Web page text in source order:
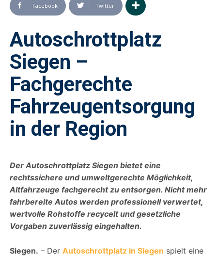
Facebook Twitter
Autoschrottplatz
Siegen –
Fachgerechte
Fahrzeugentsorgung
in der Region
Der Autoschrottplatz Siegen bietet eine
rechtssichere und umweltgerechte Möglichkeit,
Altfahrzeuge fachgerecht zu entsorgen. Nicht mehr
fahrbereite Autos werden professionell verwertet,
wertvolle Rohstoffe recycelt und gesetzliche
Vorgaben zuverlässig eingehalten.
Siegen. – Der Autoschrottplatz in Siegen spielt eine